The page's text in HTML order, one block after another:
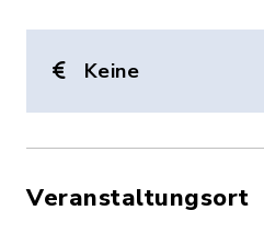
Keine
Veranstaltungsort